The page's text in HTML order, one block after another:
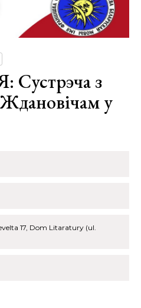
з
у
17, Dom Litaratury (ul.